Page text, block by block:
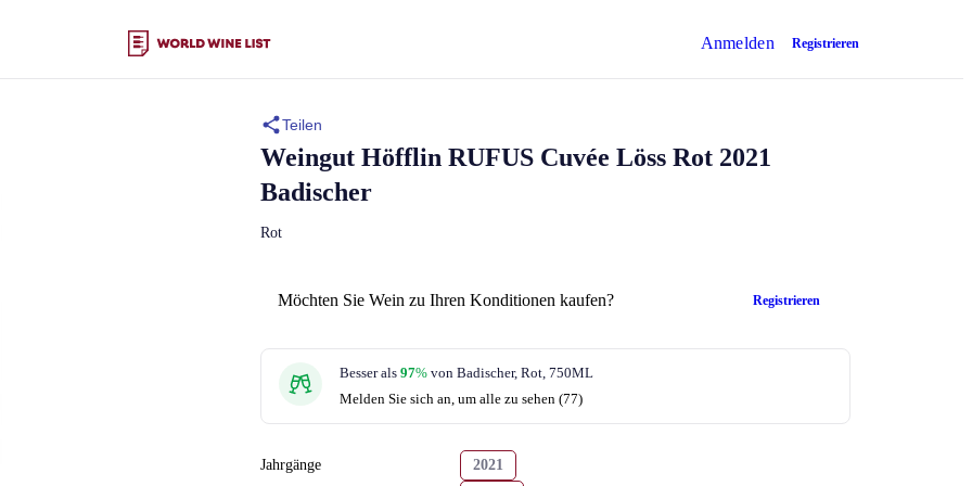
Anmelden Registrieren
Möchten Sie Wein zu Ihren Konditionen kaufen? Registrieren
Besser als 97% von Badischer, Rot, 750ML
Melden Sie sich an, um alle zu sehen (77)
Jahrgänge 2021
Teilen
Weingut Höfflin RUFUS Cuvée Löss Rot 2021
Badischer
Rot